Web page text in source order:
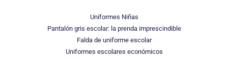
Uniformes Niñas
Pantalón gris escolar: la prenda imprescindible
Falda de uniforme escolar
Uniformes escolares económicos